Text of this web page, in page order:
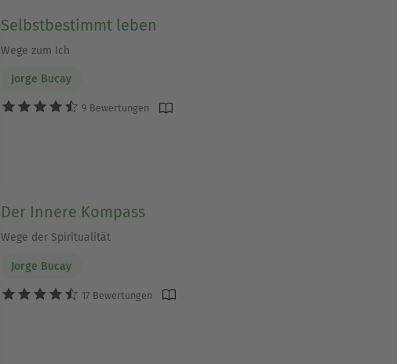
Selbstbestimmt leben
Wege zum Ich
Jorge Bucay
9 Bewertungen
Der Innere Kompass
Wege der Spiritualität
Jorge Bucay
17 Bewertungen